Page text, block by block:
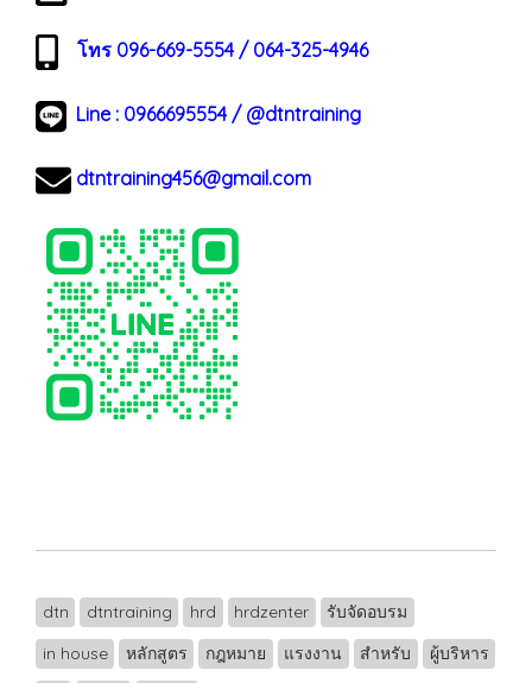
โทร 096-669-5554 / 064-325-4946
Line : 0966695554/ @dtntraining
dtntraining456@gmail.com
dtn dtntraining hrd hrdzenter
รับจัดอบรม
in house
หลักสูตร กฎหมาย แรงงาน สำหรับ
ผู้บริหาร